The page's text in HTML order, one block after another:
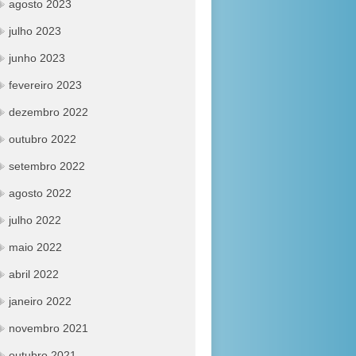
agosto 2023
julho 2023
junho 2023
fevereiro 2023
dezembro 2022
outubro 2022
setembro 2022
agosto 2022
julho 2022
maio 2022
abril 2022
janeiro 2022
novembro 2021